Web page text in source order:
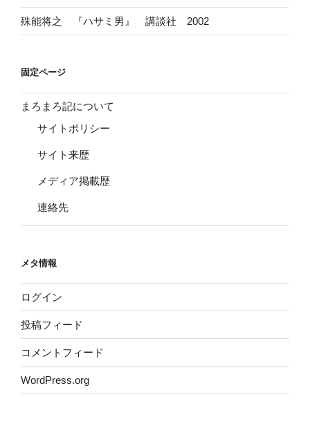
殊能将之 『ハサミ男』 講談社 2002
固定ページ
まろまろ記について
サイトポリシー
サイト来歴
メディア掲載歴
連絡先
メタ情報
ログイン
投稿フィード
コメントフィード
WordPress.org